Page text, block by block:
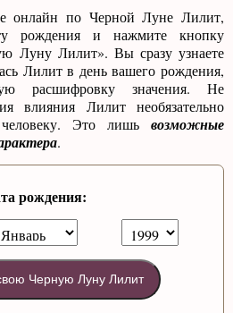
онлайн по Черной Луне Лилит,
рождения и нажмите кнопку
Луну Лилит». Вы сразу узнаете
Лилит в день вашего рождения,
расшифровку значения. Не
влияния Лилит необязательно
Это лишь возможные
.
рождения:
Черную Луну Лилит